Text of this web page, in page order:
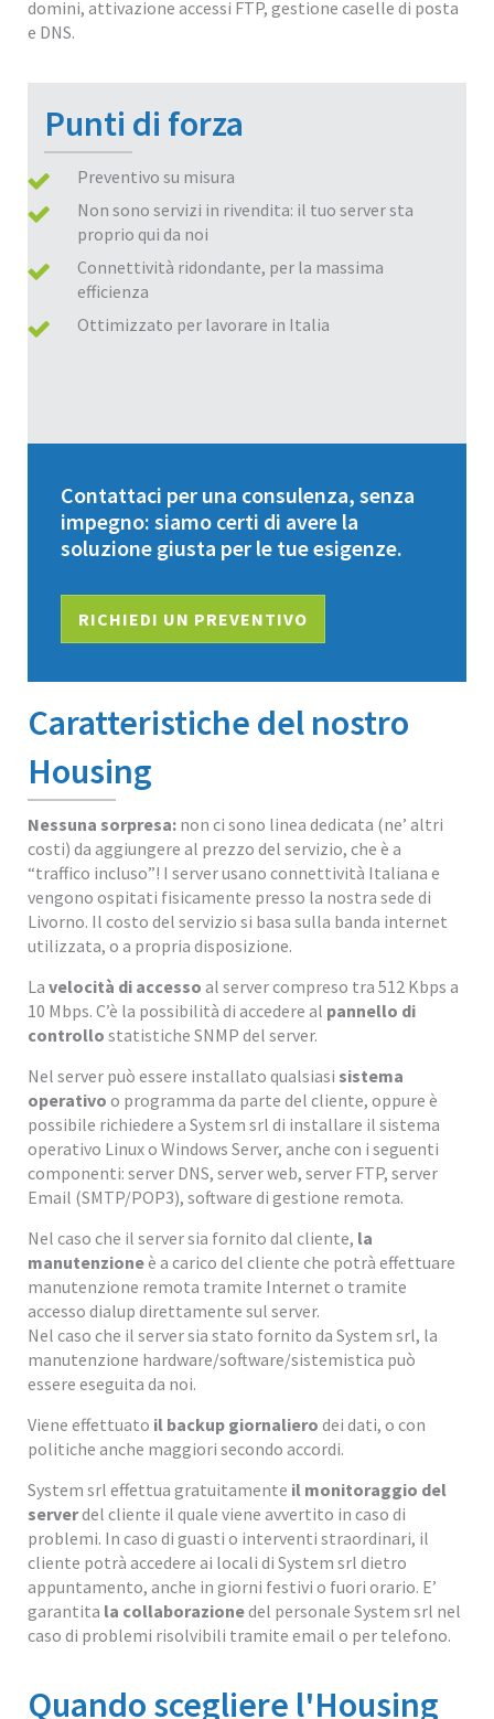
domini, attivazione accessi FTP, gestione caselle di posta
e DNS.
Punti di forza
Preventivo su misura
Non sono servizi in rivendita: il tuo server sta
proprio qui da noi
Connettività ridondante, per la massima
efficienza
Ottimizzato per lavorare in Italia
Contattaci per una consulenza, senza
impegno: siamo certi di avere la
soluzione giusta per le tue esigenze.
RICHIEDI UN PREVENTIVO
Caratteristiche del nostro
Housing
Nessuna sorpresa:non ci sono linea dedicata (ne’ altri
costi) da aggiungere al prezzo del servizio, che è a
“traffico incluso”! I server usano connettività Italiana e
vengono ospitati fisicamente presso la nostra sede di
Livorno. Il costo del servizio si basa sulla banda internet
utilizzata, o a propria disposizione.
La velocità di accesso al server compreso tra 512 Kbps a
10 Mbps. C’è la possibilità di accedere al pannello di
controllo statistiche SNMP del server.
Nel server può essere installato qualsiasi sistema
operativo o programma da parte del cliente, oppure è
possibile richiedere a System srl di installare il sistema
operativo Linux o Windows Server, anche con i seguenti
componenti: server DNS, server web, server FTP, server
Email (SMTP/POP3), software di gestione remota.
Nel caso che il server sia fornito dal cliente, la
manutenzioneè a carico del cliente che potrà effettuare
manutenzione remota tramite Internet o tramite
accesso dialup direttamente sul server.
Nel caso che il server sia stato fornito da System srl, la
manutenzione hardware/software/sistemistica può
essere eseguita da noi.
Viene effettuato il backup giornaliero dei dati, o con
politiche anche maggiori secondo accordi.
System srl effettua gratuitamente il monitoraggio del
serverdel cliente il quale viene avvertito in caso di
problemi. In caso di guasti o interventi straordinari, il
cliente potrà accedere ai locali di System srl dietro
appuntamento, anche in giorni festivi o fuori orario. E’
garantita la collaborazionedel personale System srl nel
caso di problemi risolvibili tramite email o per telefono.
Quando scegliere l'Housing